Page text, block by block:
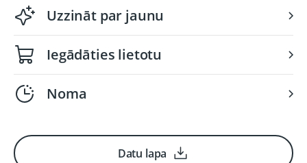
Uzzināt par jaunu
Iegādāties lietotu
Noma
Datu lapa